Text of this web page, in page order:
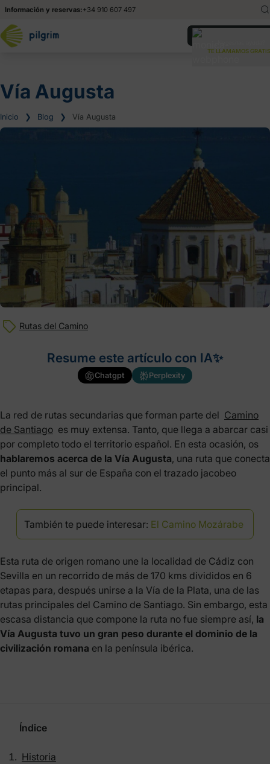
Información y reservas:+34 910 607 497
TE LLAMAMOS
Vía Augusta
Inicio ❯ Blog ❯ Vía Augusta
Rutas del Camino
Resume este artículo con IA✨
Chatgpt Perplexity
La red de rutas secundarias que forman parte del Camino
de Santiago es muy extensa. Tanto, que llega a abarcar casi
por completo todo el territorio español. En esta ocasión, os
hablaremos acerca de la Vía Augusta, una ruta que conecta
el punto más al sur de España con el trazado jacobeo
principal.
También te puede interesar: El Camino Mozárabe
Esta ruta de origen romano une la localidad de Cádiz con
Sevilla en un recorrido de más de 170 kms divididos en 6
etapas para, después unirse a la Vía de la Plata, una de las
rutas principales del Camino de Santiago. Sin embargo, esta
escasa distancia que compone la ruta no fue siempre así, la
Vía Augusta tuvo un gran peso durante el dominio de la
civilización romana en la península ibérica.
Índice
Historia